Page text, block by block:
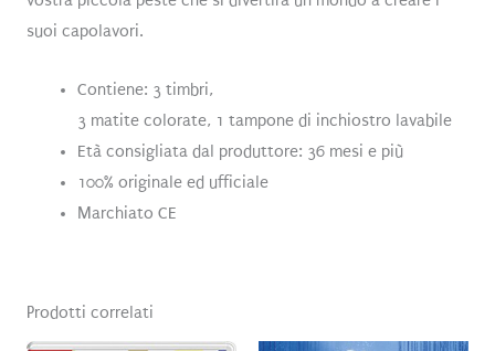
suoi capolavori.
Contiene: 3 timbri,
3 matite colorate, 1 tampone di inchiostro lavabile
Età consigliata dal produttore: 36 mesi e più
100% originale ed ufficiale
Marchiato CE
Prodotti correlati